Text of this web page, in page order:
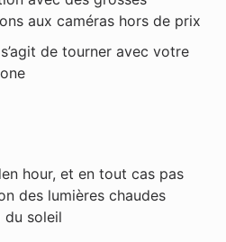
aux caméras hors de prix
s’agit de tourner avec votre
hour, et en tout cas pas
des lumières chaudes
du soleil